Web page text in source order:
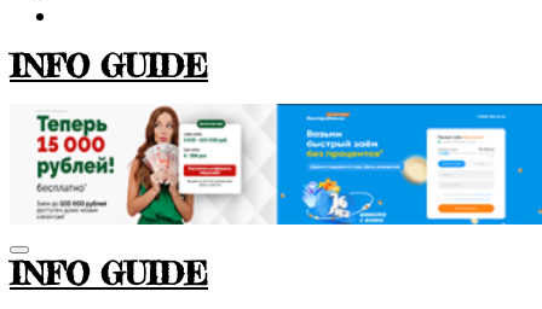
INFO GUIDE
INFO GUIDE